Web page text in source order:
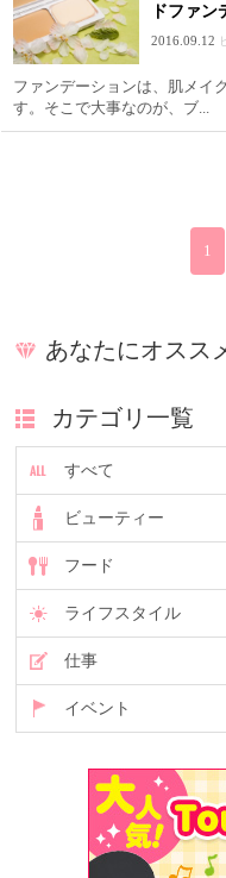
ドファ
2016.09.12
ファンデーションは、肌メイ
す。そこで大事なのが、ブ...
1
あなたにオスス
カテゴリ一覧
すべて
ビューティー
フード
ライフスタイル
仕事
イベント